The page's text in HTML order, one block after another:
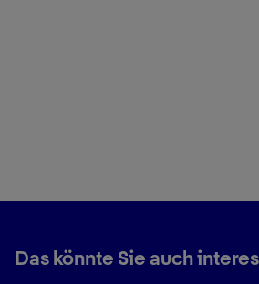
Das könnte Sie auch